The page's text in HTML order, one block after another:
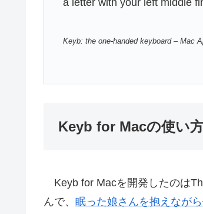
‎Keyb: the one-handed keyboard – Mac
Keyb for Macの使い
Keyb for Macを開発したのは
んで、 眠った娘さんを抱えながら